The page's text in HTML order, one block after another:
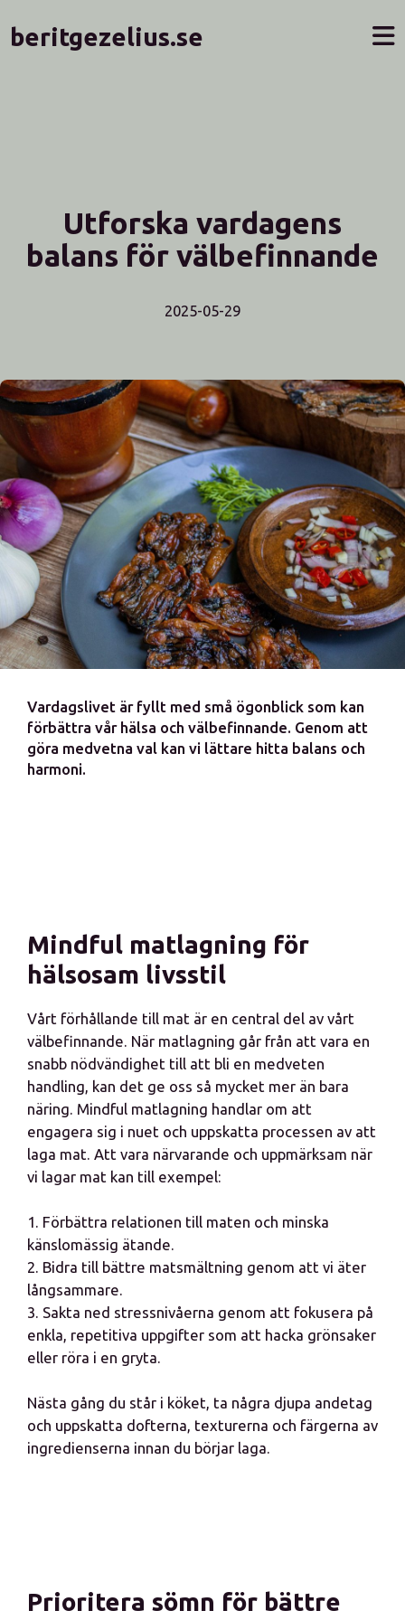
beritgezelius.se
Utforska vardagens
balans för välbefinnande
2025-05-29
Vardagslivet är fyllt med små ögonblick som kan
förbättra vår hälsa och välbefinnande. Genom att
göra medvetna val kan vi lättare hitta balans och
harmoni.
Mindful matlagning för
hälsosam livsstil
Vårt förhållande till mat är en central del av vårt
välbefinnande. När matlagning går från att vara en
snabb nödvändighet till att bli en medveten
handling, kan det ge oss så mycket mer än bara
näring. Mindful matlagning handlar om att
engagera sig i nuet och uppskatta processen av att
laga mat. Att vara närvarande och uppmärksam när
vi lagar mat kan till exempel:
1. Förbättra relationen till maten och minska
känslomässig ätande.
2. Bidra till bättre matsmältning genom att vi äter
långsammare.
3. Sakta ned stressnivåerna genom att fokusera på
enkla, repetitiva uppgifter som att hacka grönsaker
eller röra i en gryta.
Nästa gång du står i köket, ta några djupa andetag
och uppskatta dofterna, texturerna och färgerna av
ingredienserna innan du börjar laga.
Prioritera sömn för bättre